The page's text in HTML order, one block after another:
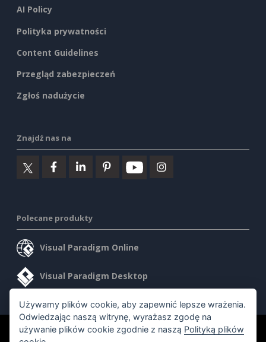
AI Policy
Polityka prywatności
Content Guidelines
Przegląd zabezpieczeń
Zgłoś nadużycie
Znajdź nas na
Polecane produkty
Visual Paradigm Online
Visual Paradigm Desktop
©2026 by Visual Paradigm. Wszelkie prawa zastrzeżone.
Używamy plików cookie, aby zapewnić lepsze wrażenia.
Odwiedzając naszą witrynę, wyrażasz zgodę na
używanie plików cookie zgodnie z naszą Polityką plików